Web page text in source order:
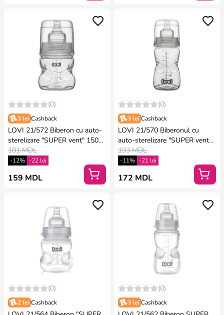
(0)
3 lei Cashback
LOVI 21/572 Biberon cu auto-
sterelizare "SUPER vent" 150
ml.(0m+)
181 MDL
-12% -22 lei
159 MDL
(0)
3 lei Cashback
LOVI 21/570 Biberonul cu
auto-sterelizare "SUPER vent"
250ml.(3m+)
193 MDL
-11% -21 lei
172 MDL
(0)
2 lei Cashback
(0)
3 lei Cashback